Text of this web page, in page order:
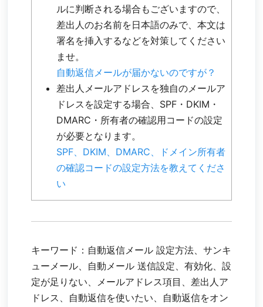
ルに判断される場合もございますので、
差出人のお名前を日本語のみで、本文は
署名を挿入するなどを対策してください
ませ。
自動返信メールが届かないのですが？
差出人メールアドレスを独自のメールア
ドレスを設定する場合、SPF・DKIM・
DMARC・所有者の確認用コードの設定
が必要となります。
SPF、DKIM、DMARC、ドメイン所有者
の確認コードの設定方法を教えてくださ
い
キーワード：自動返信メール 設定方法、サンキ
ューメール、自動メール 送信設定、有効化、設
定が足りない、メールアドレス項目、差出人ア
ドレス、自動返信を使いたい、自動返信をオン